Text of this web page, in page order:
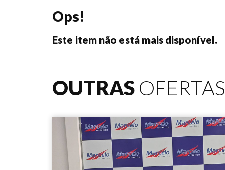
Ops!
Este item não está mais disponível.
OUTRAS OFERTAS